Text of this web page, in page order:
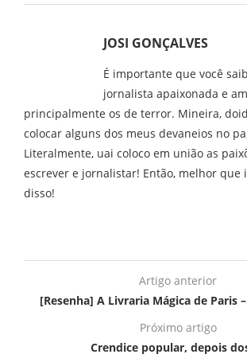
JOSI GONÇALVES
É importante que você
jornalista apaixonada e
principalmente os de terror. Mineira,
colocar alguns dos meus devaneios no
Literalmente, uai coloco em união as
escrever e jornalistar! Então, melhor que
disso!
Artigo anterior
[Resenha] A Livraria Mágica de Paris
Próximo artigo
Crendice popular, depois